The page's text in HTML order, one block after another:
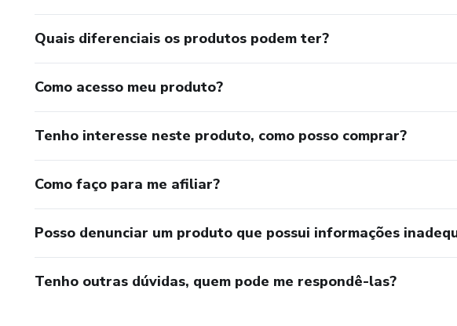
Quais diferenciais os produtos podem ter?
Como acesso meu produto?
Tenho interesse neste produto, como posso comprar?
Como faço para me afiliar?
Posso denunciar um produto que possui informações
Tenho outras dúvidas, quem pode me respondê-las?